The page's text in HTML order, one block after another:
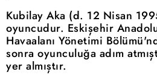
Kubilay Aka (d. 12 Nisan
oyuncudur. Eskişehir
Havaalanı Yönetimi
sonra oyunculuğa adım
yer almıştır.